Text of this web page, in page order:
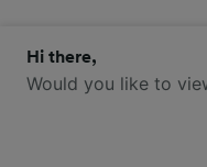
Hi there,
Would you like to